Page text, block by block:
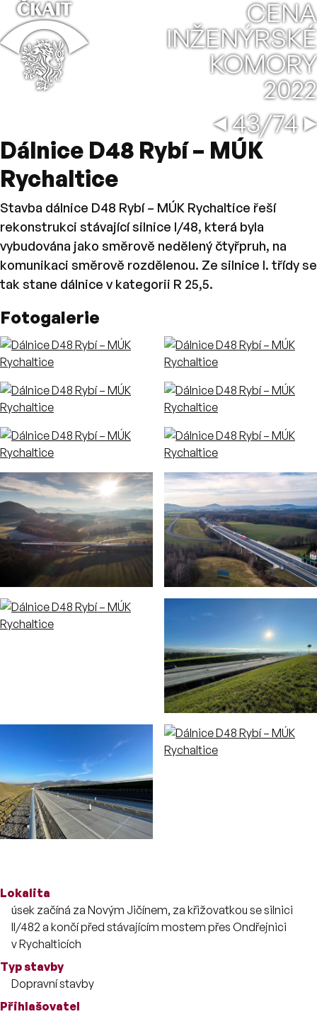
CENA
INŽENÝRSKÉ
KOMORY
2022
⌂
←Bytový
43/74→
Dálnice D48 Rybí – MÚK
Rychaltice
Stavba dálnice D48 Rybí – MÚK Rychaltice řeší
rekonstrukci stávající silnice I/48, která byla
vybudována jako směrově nedělený čtyřpruh, na
komunikaci směrově rozdělenou. Ze silnice I. třídy se
tak stane dálnice v kategorii R 25,5.
Fotogalerie
Více o stavbě
Lokalita
úsek začíná za Novým Jičínem, za křižovatkou se silnici
II/482 a končí před stávajícím mostem přes Ondřejnici
v Rychalticích
Typ stavby
Dopravní stavby
Přihlašovatel